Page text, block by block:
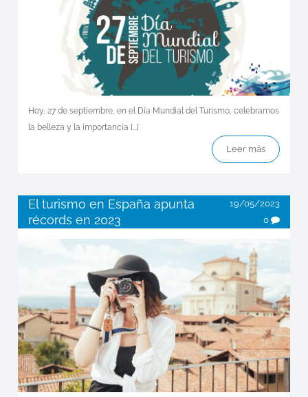
Hoy, 27 de septiembre, en el Día Mundial del Turismo, celebramos
la belleza y la importancia [...]
Leer más
El turismo en España apunta
récords en 2023
19/05/2023
0